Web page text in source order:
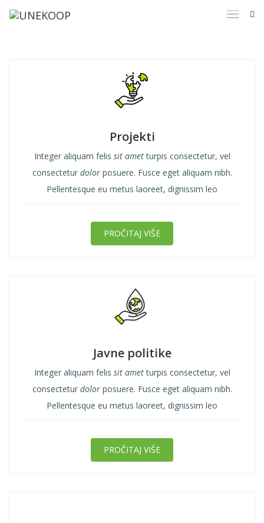
Projekti
Integer aliquam felis sit ametturpis consectetur, vel
consectetur dolorposuere. Fusce eget aliquam nibh.
Pellentesque eu metus laoreet, dignissim leo
PROČITAJ VIŠE
Javne politike
Integer aliquam felis sit ametturpis consectetur, vel
consectetur dolorposuere. Fusce eget aliquam nibh.
Pellentesque eu metus laoreet, dignissim leo
PROČITAJ VIŠE